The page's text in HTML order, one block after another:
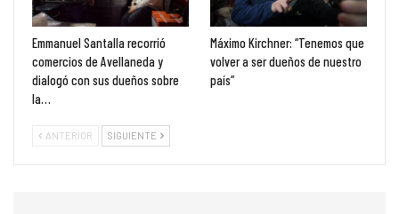
Emmanuel Santalla recorrió
comercios de Avellaneda y
dialogó con sus dueños sobre
la…
Máximo Kirchner: “Tenemos que
volver a ser dueños de nuestro
país”
ANTERIOR SIGUIENTE